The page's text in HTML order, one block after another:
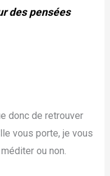
des pensées
donc de retrouver
vous porte, je vous
ou non.